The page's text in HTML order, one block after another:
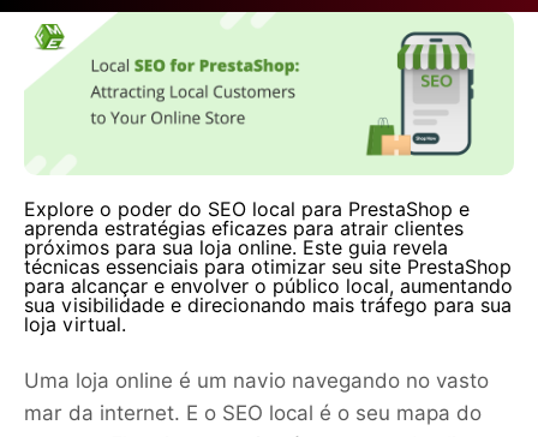
Explore o poder do SEO local para PrestaShop e
aprenda estratégias eficazes para atrair clientes
próximos para sua loja online. Este guia revela
técnicas essenciais para otimizar seu site PrestaShop
para alcançar e envolver o público local, aumentando
sua visibilidade e direcionando mais tráfego para sua
loja virtual.
Uma loja online é um navio navegando no vasto
mar da internet. E o SEO local é o seu mapa do